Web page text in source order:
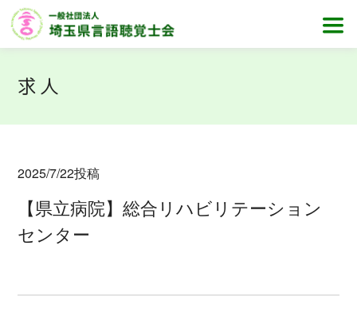
求人
2025/7/22投稿
【県立病院】総合リハビリテーション
センター